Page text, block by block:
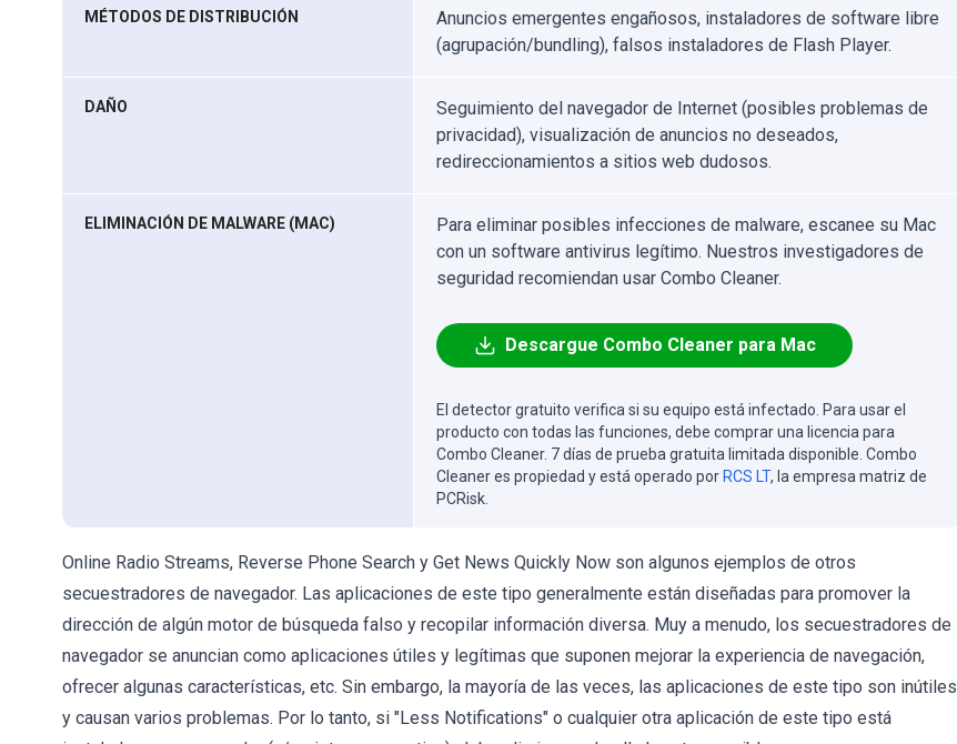
MÉTODOS DE DISTRIBUCIÓN
Anuncios emergentes engañosos, instaladores de software libre
(agrupación/bundling), falsos instaladores de Flash Player.
DAÑO
Seguimiento del navegador de Internet (posibles problemas de
privacidad), visualización de anuncios no deseados,
redireccionamientos a sitios web dudosos.
ELIMINACIÓN DE MALWARE (MAC)
Para eliminar posibles infecciones de malware, escanee su Mac
con un software antivirus legítimo. Nuestros investigadores de
seguridad recomiendan usar Combo Cleaner.
Descargue Combo Cleaner para Mac
El detector gratuito verifica si su equipo está infectado. Para usar el
producto con todas las funciones, debe comprar una licencia para
Combo Cleaner. 7 días de prueba gratuita limitada disponible. Combo
Cleaner es propiedad y está operado por RCS LT, la empresa matriz de
PCRisk.
Online Radio Streams, Reverse Phone Search y Get News Quickly Now son algunos ejemplos de otros
secuestradores de navegador. Las aplicaciones de este tipo generalmente están diseñadas para promover la
dirección de algún motor de búsqueda falso y recopilar información diversa. Muy a menudo, los secuestradores de
navegador se anuncian como aplicaciones útiles y legítimas que suponen mejorar la experiencia de navegación,
ofrecer algunas características, etc. Sin embargo, la mayoría de las veces, las aplicaciones de este tipo son inútiles
y causan varios problemas. Por lo tanto, si "Less Notifications" o cualquier otra aplicación de este tipo está